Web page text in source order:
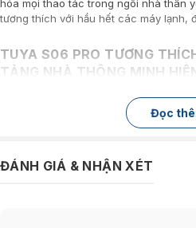
hóa mọi thao tác trong ngôi nhà thân
tương thích với hầu hết các máy lạnh,
TUYA S06 PRO TƯƠNG
TẢNG NHÀ THÔNG MINH
Sản phẩm kết hợp được với trợ lý ảo
bạn điều khiển mọi thứ bằng giọng
thế giới với khả năng cập nhật liên tục
Đọc
ĐÁNH GIÁ & NHẬN XÉT